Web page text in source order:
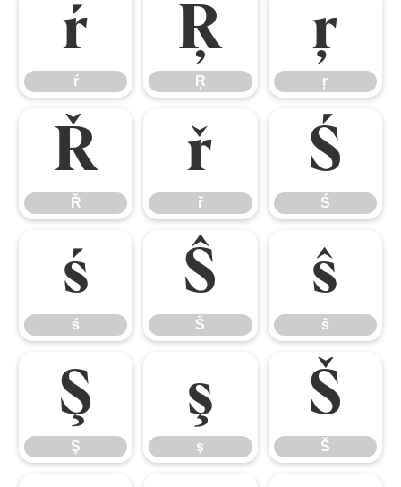
ŕ
ŕ
Ŗ
Ŗ
ŗ
ŗ
Ř
Ř
ř
ř
Ś
Ś
ś
ś
Ŝ
Ŝ
ŝ
ŝ
Ş
Ş
ş
ş
Š
Š